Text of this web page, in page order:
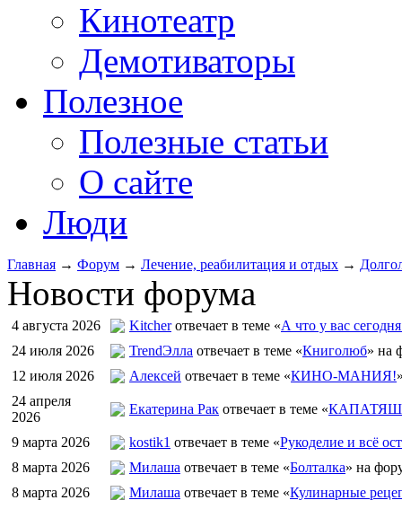
Кинотеатр
Демотиваторы
Полезное
Полезные статьи
О сайте
Люди
Главная → Форум → Лечение, реабилитация и отдых →
Новости форума
4 августа 2026 Kitcherотвечает в теме «А что у вас
24 июля 2026
TrendЭлла отвечает в теме «Книголюб» на
12 июля 2026
Алексей отвечает в теме «КИНО-МАНИЯ!
24 апреля
2026
Екатерина Рак отвечает в теме «
9 марта 2026 kostik1 отвечает в теме «Рукоделие и всё
8 марта 2026
Милаша отвечает в теме «Болталка» на
8 марта 2026
Милаша отвечает в теме «Кулинарные